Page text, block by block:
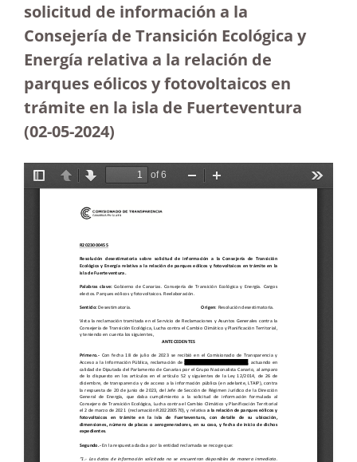
solicitud de información a la
Consejería de Transición Ecológica y
Energía relativa a la relación de
parques eólicos y fotovoltaicos en
trámite en la isla de Fuerteventura
(02-05-2024)